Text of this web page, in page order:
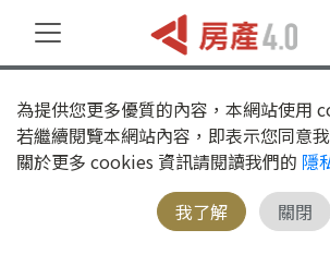
為提供您更多優質的內容，本網站使用
若繼續閱覽本網站內容，即表示您同意
關於更多 cookies 資訊請閱讀我們的 隱
我了解
關閉